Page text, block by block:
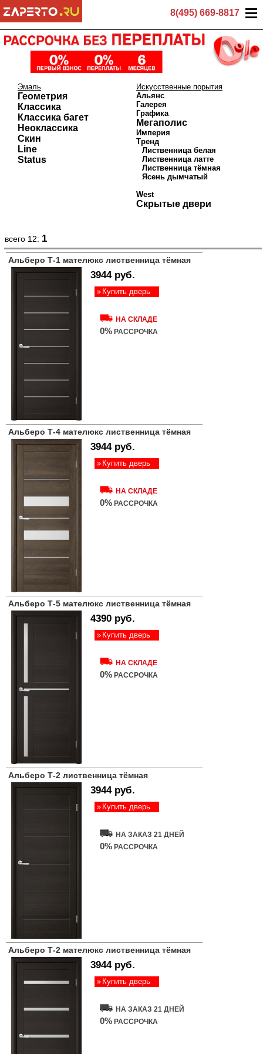
8(495) 669-8817
Эмаль
Геометрия
Классика
Классика багет
Неоклассика
Скин
Line
Status
Искусственные порытия
Альянс
Галерея
Графика
Мегаполис
Империя
Тренд
Лиственница белая
Лиственница латте
Лиственница тёмная
Ясень дымчатый
West
Скрытые двери
всего 12: 1
Альберо Т-1 мателюкс лиственница тёмная
3944 руб.
Купить дверь
НА СКЛАДЕ
0% РАССРОЧКА
Альберо Т-4 мателюкс лиственница тёмная
3944 руб.
Купить дверь
НА СКЛАДЕ
0% РАССРОЧКА
Альберо Т-5 мателюкс лиственница тёмная
4390 руб.
Купить дверь
НА СКЛАДЕ
0% РАССРОЧКА
Альберо Т-2 лиственница тёмная
3944 руб.
Купить дверь
НА ЗАКАЗ 21 ДНЕЙ
0% РАССРОЧКА
Альберо Т-2 мателюкс лиственница тёмная
3944 руб.
Купить дверь
НА ЗАКАЗ 21 ДНЕЙ
0% РАССРОЧКА